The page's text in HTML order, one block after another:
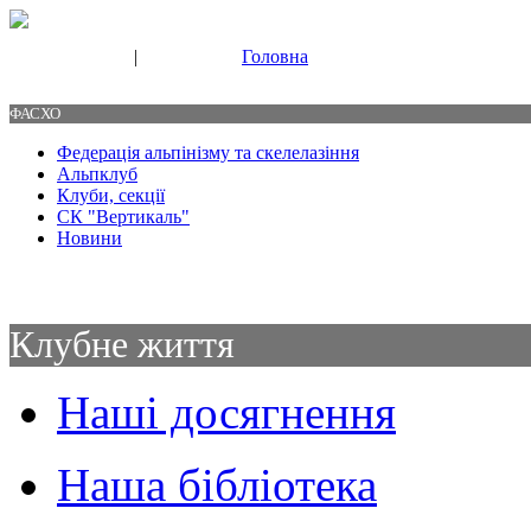
| Головна
ФАСХО
Федерація альпінізму та скелелазіння
Альпклуб
Клуби, секції
СК "Вертикаль"
Новини
Клубне життя
Наші досягнення
Наша бібліотека